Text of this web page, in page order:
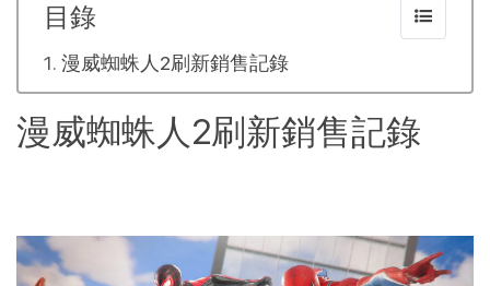
目錄
漫威蜘蛛人2刷新銷售記錄
漫威蜘蛛人2刷新銷售記錄